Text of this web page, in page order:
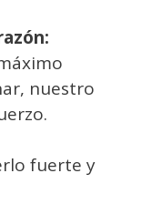
nuestro
fuerte y